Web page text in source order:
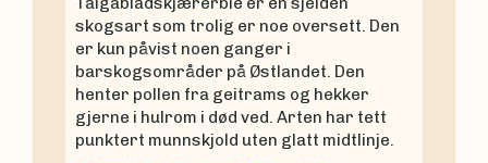
skogsart som trolig er noe oversett. Den
er kun påvist noen ganger i
barskogsområder på Østlandet. Den
henter pollen fra geitrams og hekker
gjerne i hulrom i død ved. Arten har tett
punktert munnskjold uten glatt midtlinje.